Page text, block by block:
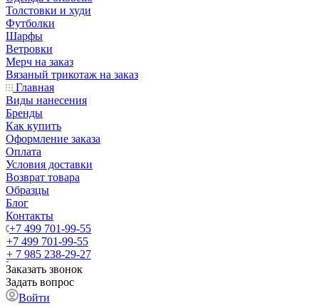
Толстовки и худи
Футболки
Шарфы
Ветровки
Мерч на заказ
Вязаный трикотаж на заказ
Главная
Виды нанесения
Бренды
Как купить
Оформление заказа
Оплата
Условия доставки
Возврат товара
Образцы
Блог
Контакты
+7 499 701-99-55
+7 499 701-99-55
+ 7 985 238-29-27
Заказать звонок
Задать вопрос
Войти